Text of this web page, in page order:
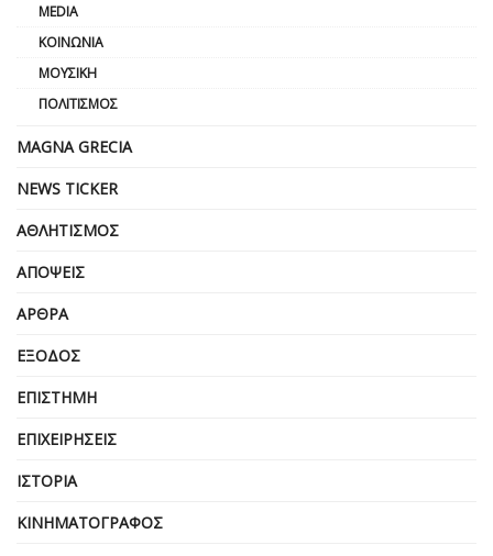
MEDIA
ΚΟΙΝΩΝΊΑ
ΜΟΥΣΙΚΉ
ΠΟΛΙΤΙΣΜΌΣ
MAGNA GRECIA
NEWS TICKER
ΑΘΛΗΤΙΣΜΌΣ
ΑΠΌΨΕΙΣ
ΆΡΘΡΑ
ΈΞΟΔΟΣ
ΕΠΙΣΤΉΜΗ
ΕΠΙΧΕΙΡΗΣΕΙΣ
ΙΣΤΟΡΊΑ
ΚΙΝΗΜΑΤΟΓΡΆΦΟΣ